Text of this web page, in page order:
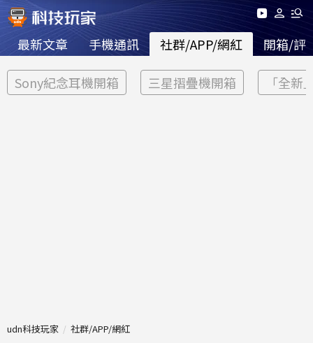
最新文章 手機通訊 社群/APP/網紅 開箱/評
Sony紀念耳機開箱 三星摺疊機開箱 「全新
udn科技玩家 社群/APP/網紅